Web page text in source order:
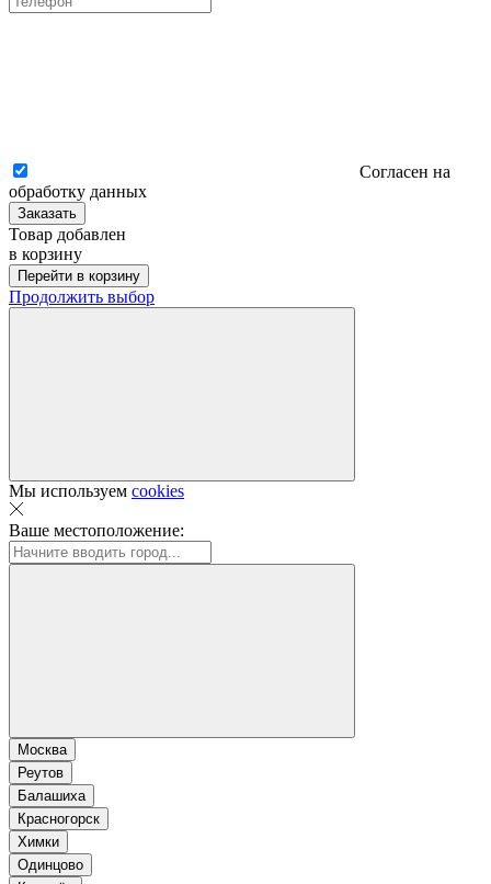
Согласен на
обработку данных
Заказать
Товар добавлен
в корзину
Перейти в корзину
Продолжить выбор
Мы используем cookies
Ваше местоположение:
Москва
Реутов
Балашиха
Красногорск
Химки
Одинцово